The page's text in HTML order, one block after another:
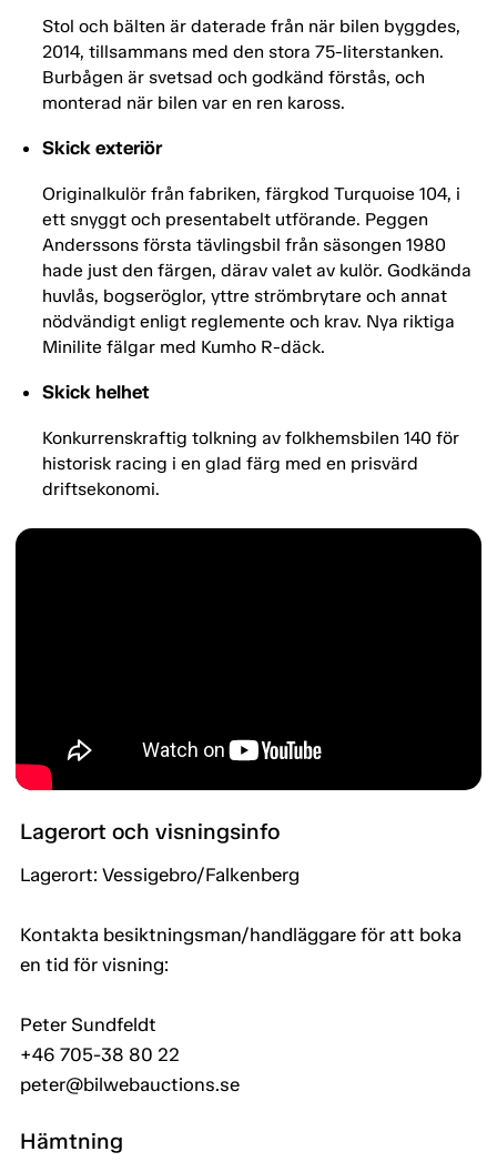
Stol och bälten är daterade från när bilen byggdes,
2014, tillsammans med den stora 75-literstanken.
Burbågen är svetsad och godkänd förstås, och
monterad när bilen var en ren kaross.
Skick exteriör
Originalkulör från fabriken, färgkod Turquoise 104, i
ett snyggt och presentabelt utförande. Peggen
Anderssons första tävlingsbil från säsongen 1980
hade just den färgen, därav valet av kulör. Godkända
huvlås, bogseröglor, yttre strömbrytare och annat
nödvändigt enligt reglemente och krav. Nya riktiga
Minilite fälgar med Kumho R-däck.
Skick helhet
Konkurrenskraftig tolkning av folkhemsbilen 140 för
historisk racing i en glad färg med en prisvärd
driftsekonomi.
Lagerort och visningsinfo
Lagerort: Vessigebro/Falkenberg
Kontakta besiktningsman/handläggare för att boka
en tid för visning:
Peter Sundfeldt
+46 705-38 80 22
peter@bilwebauctions.se
Hämtning